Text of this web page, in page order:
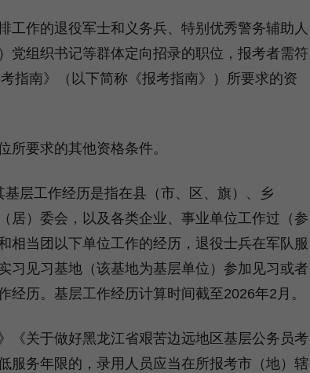
作的退役军士和义务兵、特别优秀警务辅助人
党组织书记等群体定向招录的职位，报考者需符
指南》（以下简称《报考指南》）所要求的资
要求的其他资格条件。
层工作经历是指在县（市、区、旗）、乡
居）委会，以及各类企业、事业单位工作过（参
相当团以下单位工作的经历，退役士兵在军队服
习见习基地（该基地为基层单位）参加见习或者
历。基层工作经历计算时间截至2026年2月。
关于做好黑龙江省艰苦边远地区基层公务员考
服务年限的，录用人员应当在所报考市（地）辖